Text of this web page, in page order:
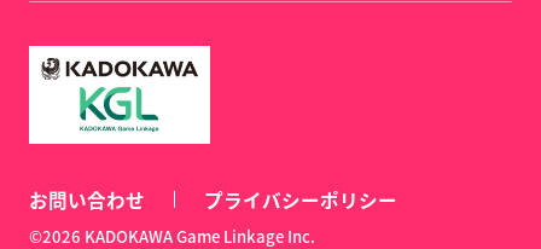
お問い合わせ プライバシーポリシー
©2026 KADOKAWA Game Linkage Inc.